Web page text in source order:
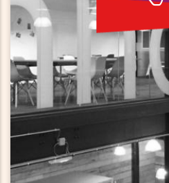
Dutch Innovation Factory kun
20m2 als grote zelfstandige
huren.
Dit unieke gebouw staat
Park direct aan de
Deze locatie en andere
achter
LOCATIES